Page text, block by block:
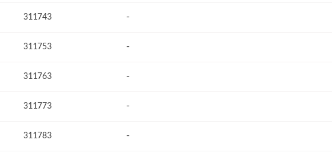
311743 -
311753 -
311763 -
311773 -
311783 -